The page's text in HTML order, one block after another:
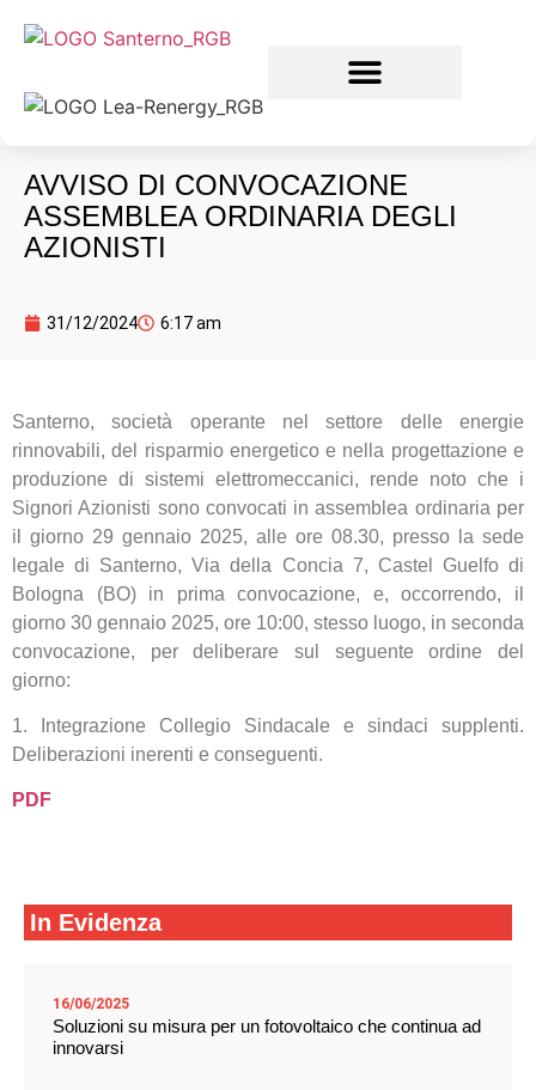
AVVISO DI CONVOCAZIONE
ASSEMBLEA ORDINARIA DEGLI
AZIONISTI
31/12/2024 6:17 am
Santerno, società operante nel settore delle energie
rinnovabili, del risparmio energetico e nella progettazione e
produzione di sistemi elettromeccanici, rende noto che i
Signori Azionisti sono convocati in assemblea ordinaria per
il giorno 29 gennaio 2025, alle ore 08.30, presso la sede
legale di Santerno, Via della Concia 7, Castel Guelfo di
Bologna (BO) in prima convocazione, e, occorrendo, il
giorno 30 gennaio 2025, ore 10:00, stesso luogo, in seconda
convocazione, per deliberare sul seguente ordine del
giorno:
1. Integrazione Collegio Sindacale e sindaci supplenti.
Deliberazioni inerenti e conseguenti.
PDF
In Evidenza
16/06/2025
Soluzioni su misura per un fotovoltaico che continua ad
innovarsi